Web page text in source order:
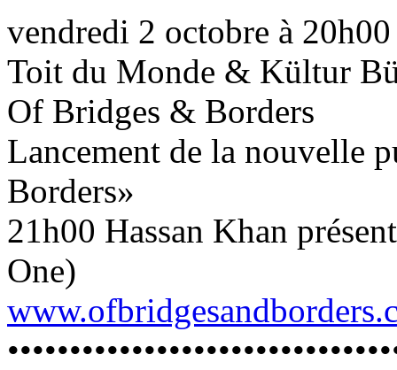
vendredi 2 octobre à 20h00
Toit du Monde & Kültur
Of Bridges & Borders
Lancement de la nouvelle
Borders»
21h00 Hassan Khan
One)